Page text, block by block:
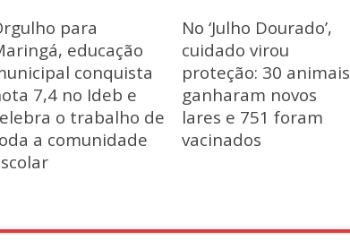
para
educação
conquista
7,4 no Ideb e
o trabalho de
a comunidade
No ‘Julho Dourado’,
cuidado virou
proteção: 30 animais
ganharam novos
lares e 751 foram
vacinados